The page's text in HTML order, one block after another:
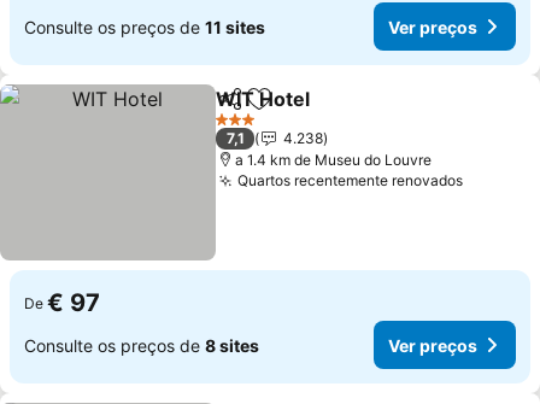
Consulte os preços de 11 sites Ver preços
PartilharAdicionar aos favoritos
WIT Hotel
3 Estrelas
7,1
4.238
a 1.4 km de Museu do Louvre
Quartos recentemente renovadosVer
De € 97
Consulte os preços de 8 sites Ver preços